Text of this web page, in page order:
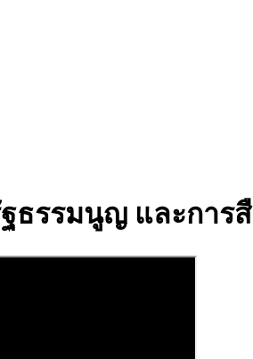
ธรรมนูญ และการ